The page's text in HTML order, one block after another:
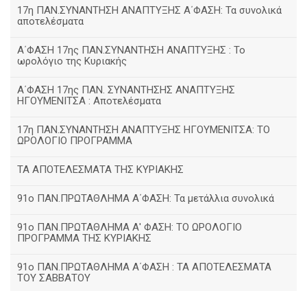
17η ΠΑΝ.ΣΥΝΑΝΤΗΣΗ ΑΝΑΠΤΥΞΗΣ Α΄ΦΑΣΗ: Τα συνολικά
αποτελέσματα
Α΄ΦΑΣΗ 17ης ΠΑΝ.ΣΥΝΑΝΤΗΣΗ ΑΝΑΠΤΥΞΗΣ : Το
ωρολόγιο της Κυριακής
Α΄ΦΑΣΗ 17ης ΠΑΝ. ΣΥΝΑΝΤΗΣΗΣ ΑΝΑΠΤΥΞΗΣ
ΗΓΟΥΜΕΝΙΤΣΑ : Αποτελέσματα
17η ΠΑΝ.ΣΥΝΑΝΤΗΣΗ ΑΝΑΠΤΥΞΗΣ ΗΓΟΥΜΕΝΙΤΣΑ: ΤΟ
ΩΡΟΛΟΓΙΟ ΠΡΟΓΡΑΜΜΑ
ΤΑ ΑΠΟΤΕΛΕΣΜΑΤΑ ΤΗΣ ΚΥΡΙΑΚΗΣ
91ο ΠΑΝ.ΠΡΩΤΑΘΛΗΜΑ Α΄ΦΑΣΗ: Τα μετάλλια συνολικά
91ο ΠΑΝ.ΠΡΩΤΑΘΛΗΜΑ Α' ΦΑΣΗ: ΤΟ ΩΡΟΛΟΓΙΟ
ΠΡΟΓΡΑΜΜΑ ΤΗΣ ΚΥΡΙΑΚΗΣ
91ο ΠΑΝ.ΠΡΩΤΑΘΛΗΜΑ Α΄ΦΑΣΗ : ΤΑ ΑΠΟΤΕΛΕΣΜΑΤΑ
ΤΟΥ ΣΑΒΒΑΤΟΥ